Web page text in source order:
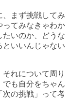
まず挑戦してみ
ってみなきゃわか
たいのか、どうな
といいんじゃない
れについて周り
も自分をちゃん
次の挑戦」って考